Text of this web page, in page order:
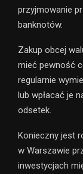
przyjmowanie
banknotów.
Zakup obcej
mieć pewność
regularnie
lub wpłacać je
odsetek.
Konieczny jest
w Warszawie
inwestycjach